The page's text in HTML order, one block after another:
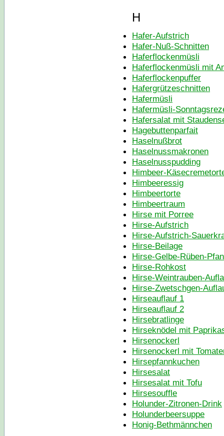
H
Hafer-Aufstrich
Hafer-Nuß-Schnitten
Haferflockenmüsli
Haferflockenmüsli mit
Haferflockenpuffer
Hafergrützeschnitten
Hafermüsli
Hafermüsli-
Hafersalat mit
Hagebuttenparfait
Haselnußbrot
Haselnussmakronen
Haselnusspudding
Himbeer-
Himbeeressig
Himbeertorte
Himbeertraum
Hirse mit Porree
Hirse-Aufstrich
Hirse-Aufstrich-
Hirse-Beilage
Hirse-Gelbe-Rüben-
Hirse-Rohkost
Hirse-Weintrauben-
Hirse-Zwetschgen-
Hirseauflauf 1
Hirseauflauf 2
Hirsebratlinge
Hirseknödel mit
Hirsenockerl
Hirsenockerl mit
Hirsepfannkuchen
Hirsesalat
Hirsesalat mit Tofu
Hirsesouffle
Holunder-Zitronen-Drink
Holunderbeersuppe
Honig-Bethmännchen